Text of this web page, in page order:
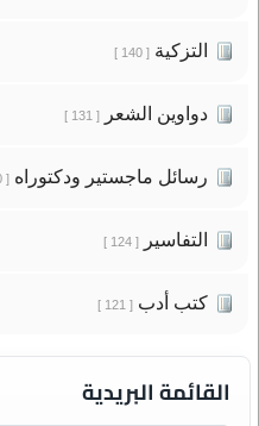
التزكية[ 140 ]
دواوين الشعر[ 131 ]
رسائل ماجستير ودكتوراه[ 130 ]
التفاسير[ 124 ]
كتب أدب[ 121 ]
القائمة البريدية